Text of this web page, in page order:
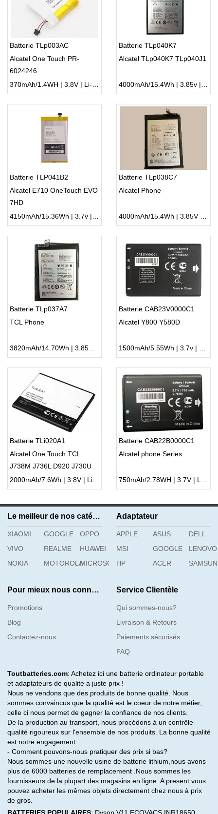
Batterie TLp003AC
Alcatel One Touch PR-
6024246
370mAh/1.4WH | 3.8V | Li-ion ...
Batterie TLp040K7
Alcatel TLp040K7 TLp040J1
4000mAh/15.4Wh | 3.85v | Li-ion ...
Batterie TLP041B2
Alcatel E710 OneTouch EVO
7HD
4150mAh/15.36Wh | 3.7v | Li-ion ...
Batterie TLp038C7
Alcatel Phone
4000mAh/15.4Wh | 3.85V | Li-ion ...
Batterie TLp037A7
TCL Phone
3820mAh/14.70Wh | 3.85V | Li-ion ...
Batterie CAB23V0000C1
Alcatel Y800 Y580D
1500mAh/5.55Wh | 3.7v | Li-ion ...
Batterie TLi020A1
Alcatel One Touch TCL
J738M J736L D920 J730U
2000mAh/7.6Wh | 3.8V | Li-ion ...
Batterie CAB22B0000C1
Alcatel phone Series
750mAh/2.78WH | 3.7V | Li-ion ...
Le meilleur de nos catégories
XIAOMI GOOGLE
OPPO
VIVO
REALME
HUAWEI
NOKIA
MOTOROLAMICROSOFT
Adaptateur
APPLE ASUS
DELL
MSI
GOOGLE
LENOVO
HP
ACER
Pour mieux nous connaître
Promotions
Blog
Contactez-nous
Service Clientèle
Qui sommes-nous?
Livraison & Retours
Paiements sécurisés
FAQ
Toutbatteries.com: Achetez ici une batterie ordinateur portable
et adaptateurs de qualite a juste prix !
Nous ne vendons que des produits de bonne qualité. Nous
sommes convaincus que la qualité est le coeur de notre métier,
celle ci nous permet de gagner la confiance de nos clients.
De la production au transport, nous procédons à un contrôle
qualité rigoureux sur l'ensemble de nos produits. La bonne qualité
est notre engagement.
- Comment pouvons-nous pratiquer des prix si bas?
Nous sommes une nouvelle usine de batterie lithium,nous avons
plus de 6000 batteries de remplacement .Nous sommes les
fournisseurs de la plupart des magasins en ligne. A present vous
pouvez acheter les mêmes objets directement chez nous à prix
de gros.